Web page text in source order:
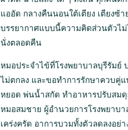
แออัด กลางคืนนอนใต้เตียง เตียงซ้
บรรยากาศแบบนี้ความคิดส่วนตัวไ
นั่งตลอดคืน
หมอประจำไข้ที่โรงพยาบาลบุรีรัมย์
ไม่ตกลง และขอทำการรักษาควบคู่
หยอด พ่นน้ำสกัด ทำอาหารปรับสม
หมอสมชาย ผู้อำนวยการโรงพยาบา
เคร่งครัด อาการบวมทั้งตัวลดลงอย่